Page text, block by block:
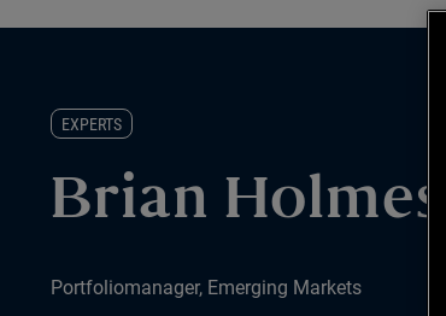
EXPERTS
Brian Holmes
Portfoliomanager, Emerging Markets